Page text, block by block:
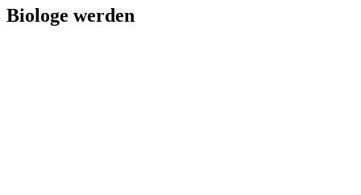
Biologe werden